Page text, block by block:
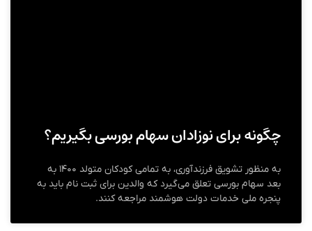
چگونه برای نوزادان سهام بورسی بگیریم؟
به منظور تشویق فرزندآوری، به تمامی کودکان متولد ۱۴۰۰ به
بعد سهام بورسی تعلق می‌گیرد که والدین برای ثبت نام باید به
پنجره ملی خدمات دولت هوشمند مراجعه کنند.